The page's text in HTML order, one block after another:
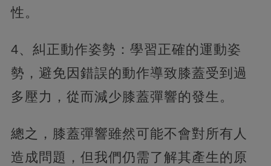
性。
4、糾正動作姿勢：學習正確的運動姿
勢，避免因錯誤的動作導致膝蓋受到過
多壓力，從而減少膝蓋彈響的發生。
總之，膝蓋彈響雖然可能不會對所有人
造成問題，但我們仍需了解其產生的原